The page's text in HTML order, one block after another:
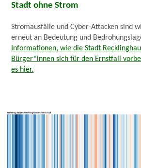
Stadt ohne Strom
Stromausfälle und Cyber-Attacken sind
erneut an Bedeutung und
Informationen, wie die Stadt
Bürger*innen sich für den Ernstfall
es hier.